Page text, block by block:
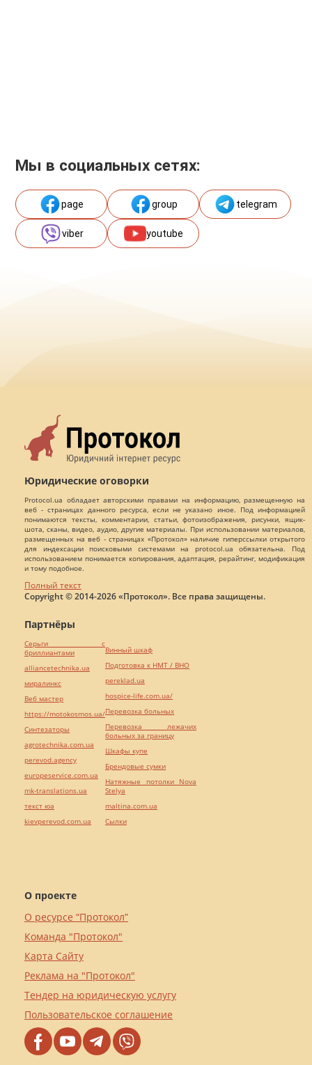
Мы в социальных сетях:
page group telegram
viber youtube
Юридические оговорки
Protocol.ua обладает авторскими правами на информацию, размещенную на
веб - страницах данного ресурса, если не указано иное. Под информацией
понимаются тексты, комментарии, статьи, фотоизображения, рисунки, ящик-
шота, сканы, видео, аудио, другие материалы. При использовании материалов,
размещенных на веб - страницах «Протокол» наличие гиперссылки открытого
для индексации поисковыми системами на protocol.ua обязательна. Под
использованием понимается копирования, адаптация, рерайтинг, модификация
и тому подобное.
Полный текст
Copyright © 2014-2026 «Протокол». Все права защищены.
О проекте
О ресурсе “Протокол”
Команда "Протокол"
Карта Сайту
Реклама на "Протокол"
Тендер на юридическую услугу
Пользовательское соглашение
Партнёры
Серьги с
бриллиантами
alliancetechnika.ua
миралинкс
Веб мастер
https://motokosmos.ua/
Синтезаторы
agrotechnika.com.ua
perevod.agency
europeservice.com.ua
mk-translations.ua
текст юа
kievperevod.com.ua
Винный шкаф
Подготовка к НМТ / ВНО
pereklad.ua
hospice-life.com.ua/
Перевозка больных
Перевозка лежачих
больных за границу
Шкафы купе
Брендовые сумки
Натяжные потолки Nova
Stelya
maltina.com.ua
Cылки